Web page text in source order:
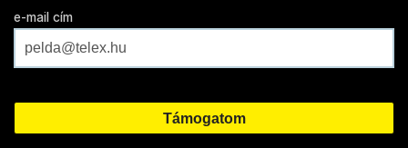
e-mail cím